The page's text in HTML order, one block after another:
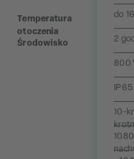
Temperatura
otoczenia
Środowisko
do
2
800
IP65
10-